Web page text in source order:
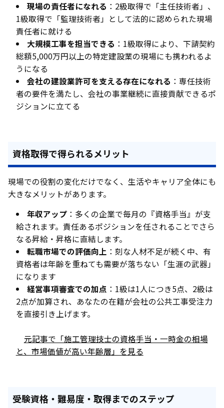
現場の責任者になれる ：2級取得で「主任技術者」、
1級取得で「監理技術者」として法的に認められた現場
責任者に就ける
大規模工事を担当できる ：1級取得により、下請契約
総額5,000万円以上の特定建設業の現場にも携われるよ
うになる
会社の建設業許可を支える存在になれる ：専任技術
者の要件を満たし、会社の事業継続に直接貢献できるポ
ジションに立てる
資格取得で得られるメリット
現場での役割の変化だけでなく、生活やキャリア全体にも
大きなメリットがあります。
年収アップ ：多くの企業で毎月の『資格手当』が支
給されます。責任あるポジションを任されることでさら
なる昇給・昇格に直結します。
転職市場での評価向上 ：刻な人材不足が続く中、有
資格者は年齢を重ねても需要が落ちない「生涯の武器」
になります
経営事項審査での加点 ：1級は1人につき5点、2級は
2点が加算され、あなたの在籍が会社の公共工事受注力
を直接引き上げます。
元記事で「施工管理技士の資格手当・一時金の相場
と、市場価値が高い年齢層」を見る
受験資格・難易度・取得までのステップ